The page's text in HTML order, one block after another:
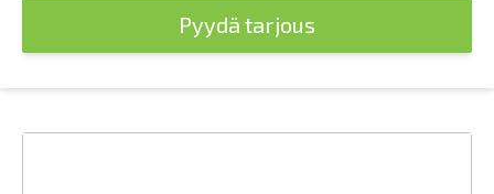
Pyydä tarjous